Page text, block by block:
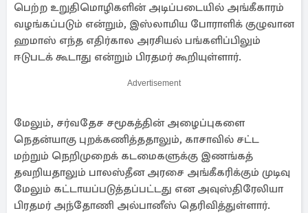
பெற்ற உறுதிமொழிகளின் அடிப்படையில் அங்கீகாரம்
வழங்கப்படும் என்றும், இஸ்லாமிய போராளிக் குழுவான
ஹமாஸ் எந்த எதிர்கால அரசியல் பங்களிப்பிலும்
ஈடுபடக் கூடாது என்றும் பிரதமர் கூறியுள்ளார்.
Advertisement
மேலும், சர்வதேச சமூகத்தின் அழைப்புகளை
நெதன்யாகு புறக்கணித்ததாலும், காசாவில் சட்ட
மற்றும் நெறிமுறைக் கடமைகளுக்கு இணங்கத்
தவறியதாலும் பாலஸ்தீன அரசை அங்கீகரிக்கும் முடிவு
மேலும் கட்டாயப்படுத்தப்பட்டது என அவுஸ்திரேலியா
பிரதமர் அந்தோணி அல்பானீஸ் தெரிவித்துள்ளார்.